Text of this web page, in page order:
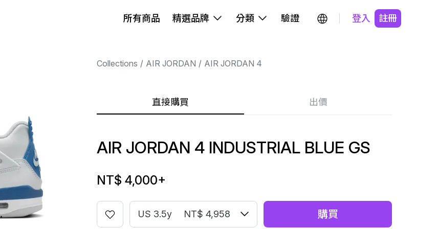
所有商品 精選品牌 分類 驗證 登入 註冊
Collections AIR JORDAN AIR JORDAN 4
直接購買 出價
AIR JORDAN 4 INDUSTRIAL BLUE GS
NT$ 4,000+
US 3.5y NT$ 4,958 購買